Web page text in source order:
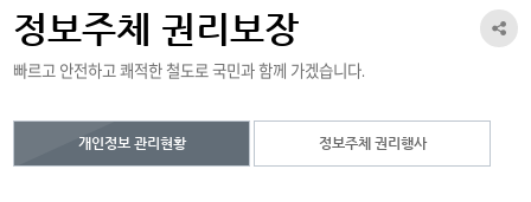
정보주체 권리보장
빠르고 안전하고 쾌적한 철도로 국민과 함께 가겠습니다.
공
개인정보 관리현황 정보주체 권리행사